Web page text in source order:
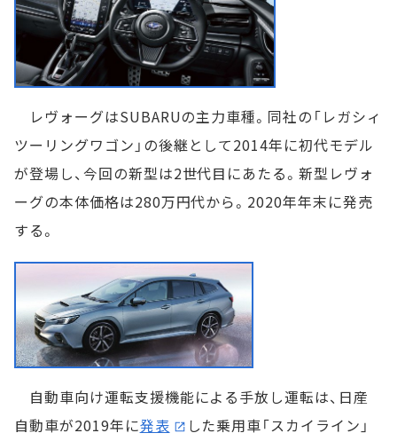
レヴォーグはSUBARUの主力車種。同社の「レガシィ
ツーリングワゴン」の後継として2014年に初代モデル
が登場し、今回の新型は2世代目にあたる。新型レヴォ
ーグの本体価格は280万円代から。2020年年末に発売
する。
自動車向け運転支援機能による手放し運転は、日産
自動車が2019年に発表
した乗用車「スカイライン」